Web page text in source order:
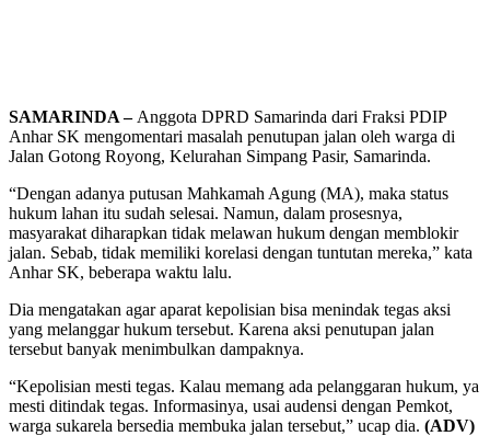
SAMARINDA – Anggota DPRD Samarinda dari Fraksi PDIP
Anhar SK mengomentari masalah penutupan jalan oleh warga di
Jalan Gotong Royong, Kelurahan Simpang Pasir, Samarinda.
“Dengan adanya putusan Mahkamah Agung (MA), maka status
hukum lahan itu sudah selesai. Namun, dalam prosesnya,
masyarakat diharapkan tidak melawan hukum dengan memblokir
jalan. Sebab, tidak memiliki korelasi dengan tuntutan mereka,” kata
Anhar SK, beberapa waktu lalu.
Dia mengatakan agar aparat kepolisian bisa menindak tegas aksi
yang melanggar hukum tersebut. Karena aksi penutupan jalan
tersebut banyak menimbulkan dampaknya.
“Kepolisian mesti tegas. Kalau memang ada pelanggaran hukum, ya
mesti ditindak tegas. Informasinya, usai audensi dengan Pemkot,
warga sukarela bersedia membuka jalan tersebut,” ucap dia. (ADV)